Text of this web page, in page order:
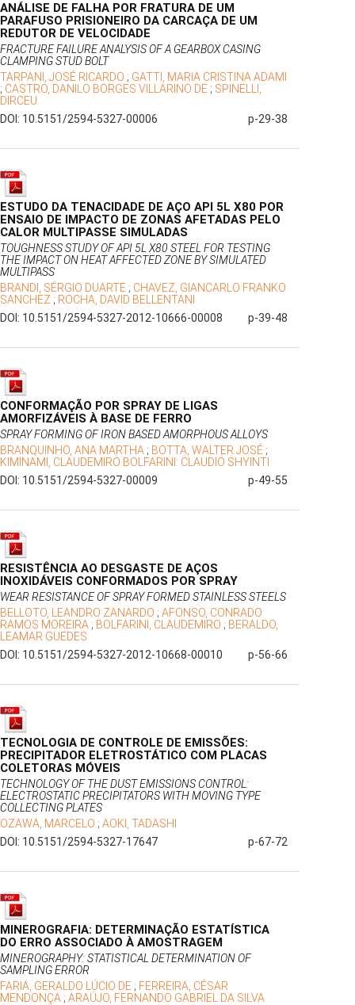
ANÁLISE DE FALHA POR FRATURA DE UM
PARAFUSO PRISIONEIRO DA CARCAÇA DE UM
REDUTOR DE VELOCIDADE
FRACTURE FAILURE ANALYSIS OF A GEARBOX CASING
CLAMPING STUD BOLT
TARPANI, JOSÉ RICARDO ; GATTI, MARIA CRISTINA ADAMI
; CASTRO, DANILO BORGES VILLARINO DE ; SPINELLI,
DIRCEU
DOI: 10.5151/2594-5327-00006
p-29-38
ESTUDO DA TENACIDADE DE AÇO API 5L X80 POR
ENSAIO DE IMPACTO DE ZONAS AFETADAS PELO
CALOR MULTIPASSE SIMULADAS
TOUGHNESS STUDY OF API 5L X80 STEEL FOR TESTING
THE IMPACT ON HEAT AFFECTED ZONE BY SIMULATED
MULTIPASS
BRANDI, SÉRGIO DUARTE ; CHAVEZ, GIANCARLO FRANKO
SANCHEZ ; ROCHA, DAVID BELLENTANI
DOI: 10.5151/2594-5327-2012-10666-00008
p-39-48
CONFORMAÇÃO POR SPRAY DE LIGAS
AMORFIZÁVEIS À BASE DE FERRO
SPRAY FORMING OF IRON BASED AMORPHOUS ALLOYS
BRANQUINHO, ANA MARTHA ; BOTTA, WALTER JOSÉ ;
KIMINAMI, CLAUDEMIRO BOLFARINI: CLAUDIO SHYINTI
DOI: 10.5151/2594-5327-00009
p-49-55
RESISTÊNCIA AO DESGASTE DE AÇOS
INOXIDÁVEIS CONFORMADOS POR SPRAY
WEAR RESISTANCE OF SPRAY FORMED STAINLESS STEELS
BELLOTO, LEANDRO ZANARDO ; AFONSO, CONRADO
RAMOS MOREIRA ; BOLFARINI, CLAUDEMIRO ; BERALDO,
LEAMAR GUEDES
DOI: 10.5151/2594-5327-2012-10668-00010
p-56-66
TECNOLOGIA DE CONTROLE DE EMISSÕES:
PRECIPITADOR ELETROSTÁTICO COM PLACAS
COLETORAS MÓVEIS
TECHNOLOGY OF THE DUST EMISSIONS CONTROL:
ELECTROSTATIC PRECIPITATORS WITH MOVING TYPE
COLLECTING PLATES
OZAWA, MARCELO ; AOKI, TADASHI
DOI: 10.5151/2594-5327-17647
p-67-72
MINEROGRAFIA: DETERMINAÇÃO ESTATÍSTICA
DO ERRO ASSOCIADO À AMOSTRAGEM
MINEROGRAPHY: STATISTICAL DETERMINATION OF
SAMPLING ERROR
FARIA, GERALDO LÚCIO DE ; FERREIRA, CÉSAR
MENDONÇA ; ARAÚJO, FERNANDO GABRIEL DA SILVA